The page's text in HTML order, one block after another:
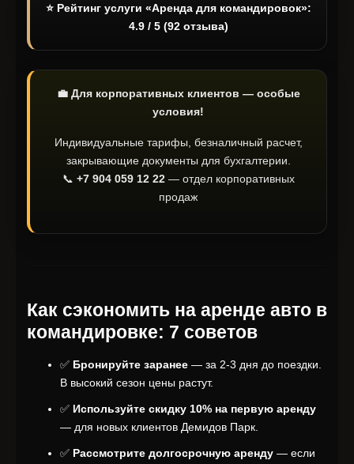
⭐ Рейтинг услуги «Аренда для командировок»:
4.9 / 5 (92 отзыва)
💼 Для корпоративных клиентов — особые
условия!
Индивидуальные тарифы, безналичный расчет,
закрывающие документы для бухгалтерии.
📞 +7 904 059 12 22— отдел корпоративных
продаж
Как сэкономить на аренде авто в
командировке: 7 советов
✅ Бронируйте заранее — за 2-3 дня до поездки.
В высокий сезон цены растут.
✅ Используйте скидку 10% на первую аренду
— для новых клиентов Демидов Парк.
✅ Рассмотрите долгосрочную аренду — если